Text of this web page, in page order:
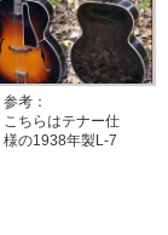
参考：
こちらはテナー仕
様の1938年製L-7